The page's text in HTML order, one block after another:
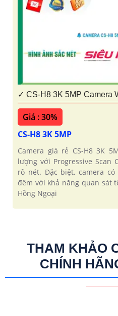
✓ CS-H8 3K 5MP Camera
Giá : 30%
CS-H8 3K 5MP
Camera giá rẻ CS-H8 3K
lượng với Progressive Scan
rõ nét. Đặc biệt, camera
đêm với khả năng quan sát
Hồng Ngoại
THAM KHẢO
CHÍNH